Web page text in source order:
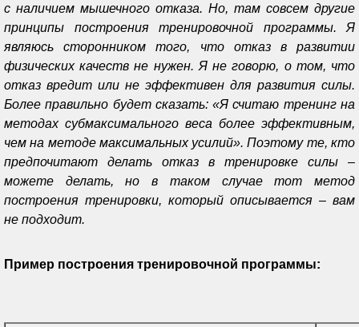
с наличием мышечного отказа. Но, там совсем другие
принципы построения тренировочной программы. Я
являюсь сторонником того, что отказ в развитии
физических качеств не нужен. Я не говорю, о том, что
отказ вредит или не эффективен для развития силы.
Более правильно будет сказать: «Я считаю тренинг на
методах субмаксимального веса более эффективным,
чем на методе максимальных усилий». Поэтому те, кто
предпочитают делать отказ в тренировке силы –
можете делать, но в таком случае тот метод
построения тренировки, который описывается – вам
не подходит.
Пример построения тренировочной программы: